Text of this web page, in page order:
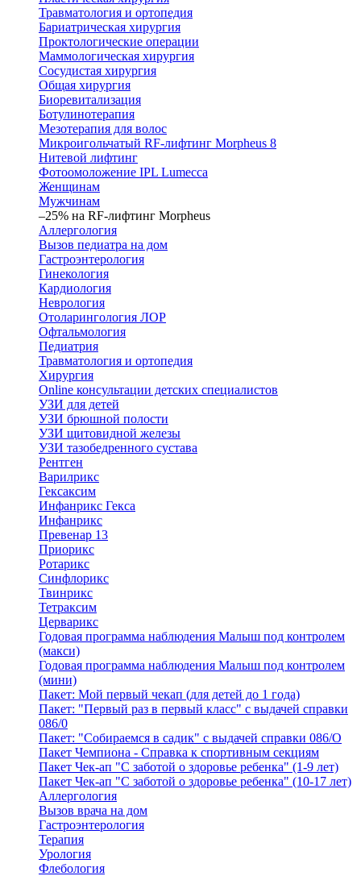
Травматология и ортопедия
Бариатрическая хирургия
Проктологические операции
Маммологическая хирургия
Сосудистая хирургия
Общая хирургия
Биоревитализация
Ботулинотерапия
Мезотерапия для волос
Микроигольчатый RF-лифтинг Morpheus 8
Нитевой лифтинг
Фотоомоложение IPL Lumecca
Женщинам
Мужчинам
–25% на RF-лифтинг Morpheus
Аллергология
Вызов педиатра на дом
Гастроэнтерология
Гинекология
Кардиология
Неврология
Отоларингология ЛОР
Офтальмология
Педиатрия
Травматология и ортопедия
Хирургия
Online консультации детских специалистов
УЗИ для детей
УЗИ брюшной полости
УЗИ щитовидной железы
УЗИ тазобедренного сустава
Рентген
Варилрикс
Гексаксим
Инфанрикс Гекса
Инфанрикс
Превенар 13
Приорикс
Ротарикс
Синфлорикс
Твинрикс
Тетраксим
Церварикс
Годовая программа наблюдения Малыш под контролем
(макси)
Годовая программа наблюдения Малыш под контролем
(мини)
Пакет: Мой первый чекап (для детей до 1 года)
Пакет: "Первый раз в первый класс" с выдачей справки
086/0
Пакет: "Собираемся в садик" с выдачей справки 086/О
Пакет Чемпиона - Справка к спортивным секциям
Пакет Чек-ап "С заботой о здоровье ребенка" (1-9 лет)
Пакет Чек-ап "С заботой о здоровье ребенка" (10-17 лет)
Аллергология
Вызов врача на дом
Гастроэнтерология
Терапия
Урология
Флебология